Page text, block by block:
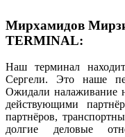
Мирхамидов
TERMINAL:
Наш терминал
Сергели. Это наше
Ожидали налаживание
действующими
партнёров,
долгие деловые